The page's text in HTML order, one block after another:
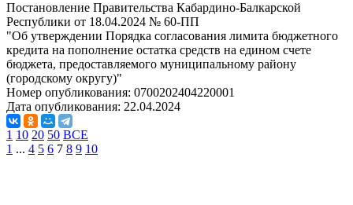
Постановление Правительства Кабардино-Балкарской
Республики от 18.04.2024 № 60-ПП
"Об утверждении Порядка согласования лимита бюджетного
кредита на пополнение остатка средств на едином счете
бюджета, предоставляемого муниципальному району
(городскому округу)"
Номер опубликования: 0700202404220001
Дата опубликования: 22.04.2024
1 10 20 50 ВСЕ
1 ... 4 5 6 7 8 9 10